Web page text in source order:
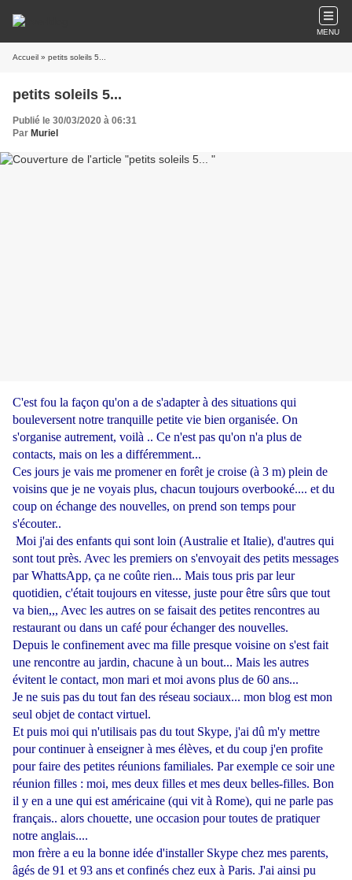
MENU
Accueil » petits soleils 5...
petits soleils 5...
Publié le 30/03/2020 à 06:31
Par Muriel
C'est fou la façon qu'on a de s'adapter à des situations qui
bouleversent notre tranquille petite vie bien organisée. On
s'organise autrement, voilà .. Ce n'est pas qu'on n'a plus de
contacts, mais on les a différemment...
Ces jours je vais me promener en forêt je croise (à 3 m) plein de
voisins que je ne voyais plus, chacun toujours overbooké.... et du
coup on échange des nouvelles, on prend son temps pour
s'écouter..
Moi j'ai des enfants qui sont loin (Australie et Italie), d'autres qui
sont tout près. Avec les premiers on s'envoyait des petits messages
par WhattsApp, ça ne coûte rien... Mais tous pris par leur
quotidien, c'était toujours en vitesse, juste pour être sûrs que tout
va bien,,, Avec les autres on se faisait des petites rencontres au
restaurant ou dans un café pour échanger des nouvelles.
Depuis le confinement avec ma fille presque voisine on s'est fait
une rencontre au jardin, chacune à un bout... Mais les autres
évitent le contact, mon mari et moi avons plus de 60 ans...
Je ne suis pas du tout fan des réseau sociaux... mon blog est mon
seul objet de contact virtuel.
Et puis moi qui n'utilisais pas du tout Skype, j'ai dû m'y mettre
pour continuer à enseigner à mes élèves, et du coup j'en profite
pour faire des petites réunions familiales. Par exemple ce soir une
réunion filles : moi, mes deux filles et mes deux belles-filles. Bon
il y en a une qui est américaine (qui vit à Rome), qui ne parle pas
français.. alors chouette, une occasion pour toutes de pratiquer
notre anglais....
mon frère a eu la bonne idée d'installer Skype chez mes parents,
âgés de 91 et 93 ans et confinés chez eux à Paris. J'ai ainsi pu